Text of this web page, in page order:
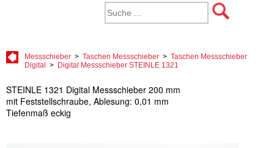
Messschieber > Taschen Messschieber > Taschen Messschieber
Digital
> Digital Messschieber STEINLE 1321
STEINLE 1321 Digital Messschieber 200 mm
mit Feststellschraube, Ablesung: 0,01 mm
Tiefenmaß eckig